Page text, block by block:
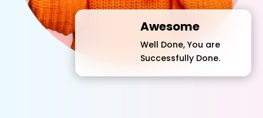
Awesome
Well Done, You are
Successfully Done.